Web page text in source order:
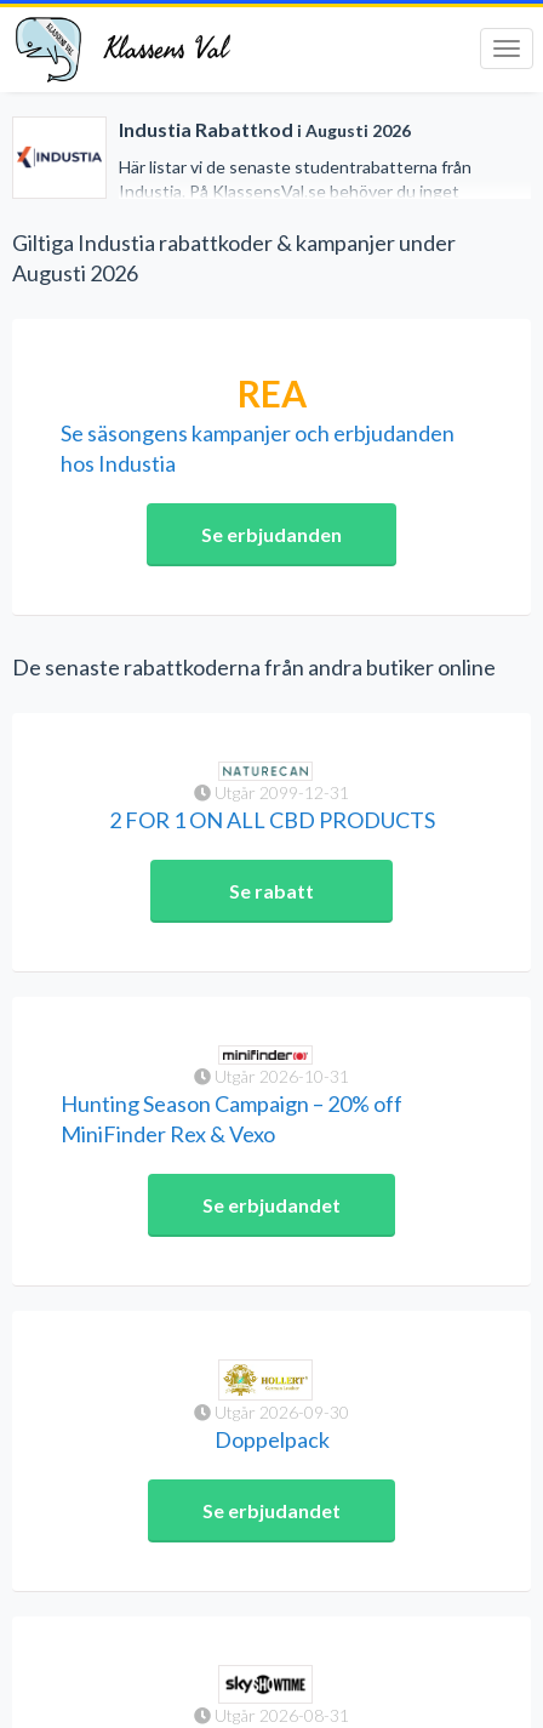
Klassens Val
Industia Rabattkod i Augusti 2026
Här listar vi de senaste studentrabatterna från
Industia. På KlassensVal.se behöver du inget
handlar på nätet. Vi har gjort det lätt för dig genom att
samla alla studentrabatter på ett och samma ställe.
Giltiga Industia rabattkoder & kampanjer under
Augusti 2026
REA
Se säsongens kampanjer och erbjudanden
hos Industia
Se erbjudanden
De senaste rabattkoderna från andra butiker online
Utgår 2099-12-31
2 FOR 1 ON ALL CBD PRODUCTS
Se rabatt
Utgår 2026-10-31
Hunting Season Campaign – 20% off
MiniFinder Rex & Vexo
Se erbjudandet
Utgår 2026-09-30
Doppelpack
Se erbjudandet
Utgår 2026-08-31